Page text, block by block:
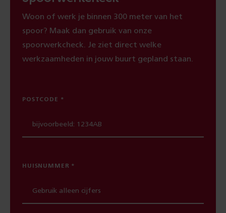
Woon of werk je binnen 300 meter van het
spoor? Maak dan gebruik van onze
spoorwerkcheck. Je ziet direct welke
werkzaamheden in jouw buurt gepland staan.
POSTCODE
HUISNUMMER